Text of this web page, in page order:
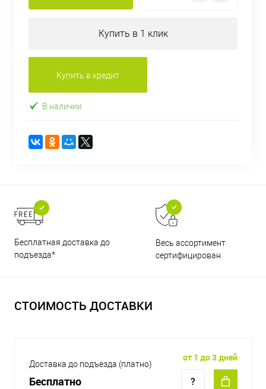
Купить в 1 клик
Купить в кредит
В наличии
Бесплатная доставка до
подъезда*
Весь ассортимент
сертифицирован
СТОИМОСТЬ ДОСТАВКИ
Доставка до подъезда (платно)
Бесплатно
от 1 до 3 дней